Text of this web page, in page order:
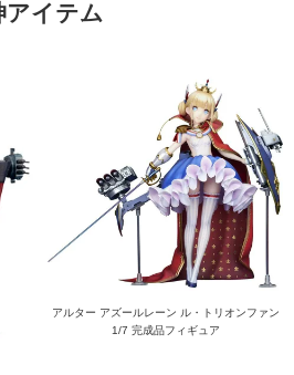
アイテム
アルター アズールレーン ル・トリオンファン
1/7 完成品フィギュア